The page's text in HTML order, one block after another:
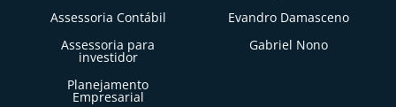
Assessoria Contábil
Assessoria para
investidor
Planejamento
Empresarial
Evandro Damasceno
Gabriel Nono